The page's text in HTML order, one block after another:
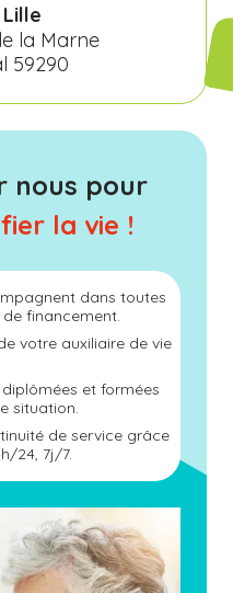
la Marne
59290
nous pour
la vie !
dans toutes
financement.
votre auxiliaire de vie
et formées
situation.
de service grâce
24, 7j/7.